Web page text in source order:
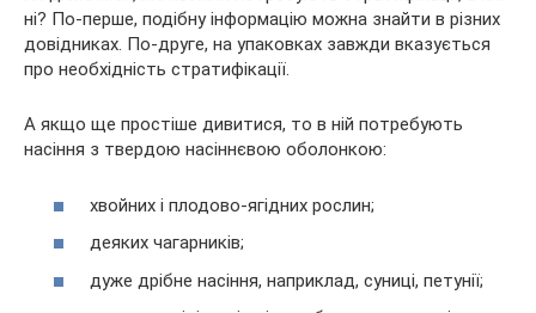
ні? По-перше, подібну інформацію можна знайти в різних
довідниках. По-друге, на упаковках завжди вказується
про необхідність стратифікації.
А якщо ще простіше дивитися, то в ній потребують
насіння з твердою насіннєвою оболонкою:
хвойних і плодово-ягідних рослин;
деяких чагарників;
дуже дрібне насіння, наприклад, суниці, петунії;